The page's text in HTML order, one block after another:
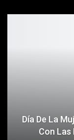
Día De La
Con Las